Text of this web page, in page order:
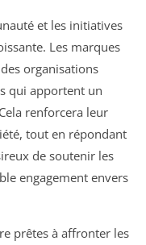
et les initiatives
Les marques
organisations
qui apportent un
renforcera leur
tout en répondant
de soutenir les
engagement envers
prêtes à affronter les